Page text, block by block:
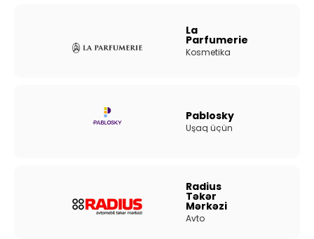
La
Parfumerie
Kosmetika
Pablosky
Uşaq üçün
Radius
Təkər
Mərkəzi
Avto